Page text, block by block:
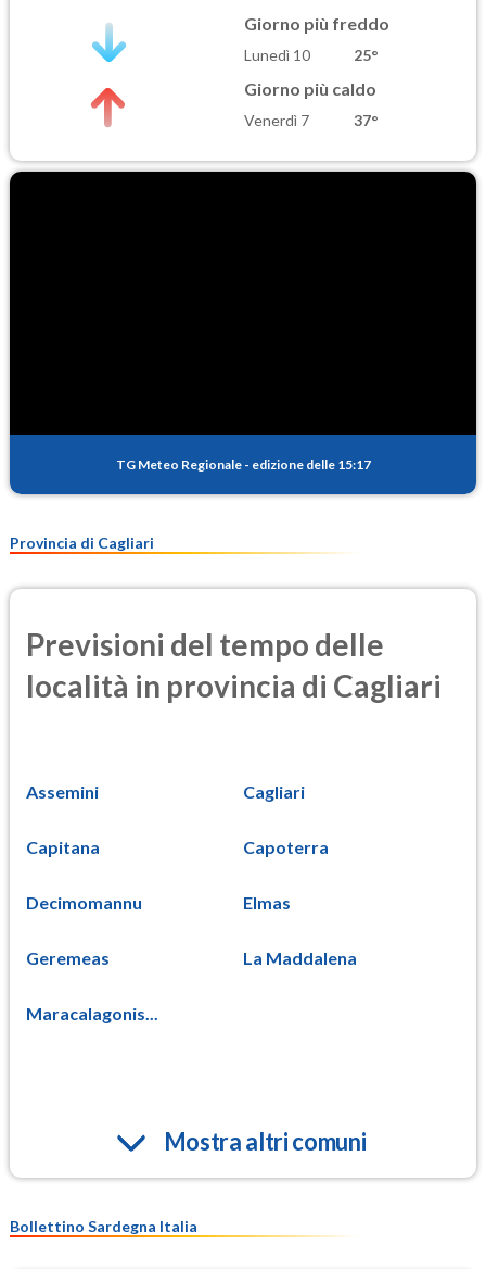
Giorno più freddo
Lunedì 10 25°
Giorno più caldo
Venerdì 7 37°
TG Meteo Regionale - edizione delle 15:17
Provincia di Cagliari
Previsioni del tempo delle
località in provincia di Cagliari
Assemini Cagliari
Capitana Capoterra
Decimomannu Elmas
Geremeas La Maddalena
Maracalagonis...
Mostra altri comuni
Bollettino Sardegna Italia